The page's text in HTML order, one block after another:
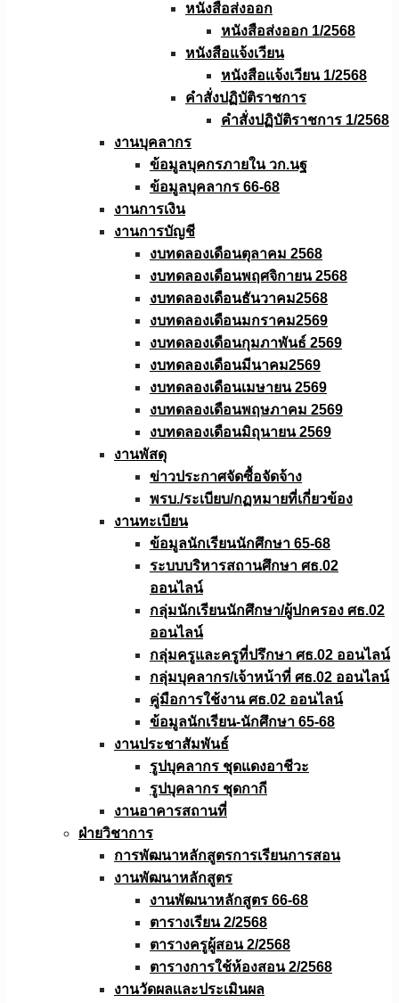
หนังสือส่งออก
หนังสือส่งออก 1/2568
หนังสือแจ้งเวียน
หนังสือเเจ้งเวียน 1/2568
คำสั่งปฏิบัติราชการ
คำสั่งปฏิบัติราชการ 1/2568
งานบุคลากร
ข้อมูลบุคกรภายใน วก.นฐ
ข้อมูลบุคลากร 66-68
งานการเงิน
งานการบัญชี
งบทดลองเดือนตุลาคม 2568
งบทดลองเดือนพฤศจิกายน 2568
งบทดลองเดือนธันวาคม2568
งบทดลองเดือนมกราคม2569
งบทดลองเดือนกุมภาพันธ์ 2569
งบทดลองเดือนมีนาคม2569
งบทดลองเดือนเมษายน 2569
งบทดลองเดือนพฤษภาคม 2569
งบทดลองเดือนมิถุนายน 2569
งานพัสดุ
ข่าวประกาศจัดซื้อจัดจ้าง
พรบ./ระเบียบ/กฏหมายที่เกี่ยวข้อง
งานทะเบียน
ข้อมูลนักเรียนนักศึกษา 65-68
ระบบบริหารสถานศึกษา ศธ.02
ออนไลน์
กลุ่มนักเรียนนักศึกษา/ผู้ปกครอง ศธ.02
ออนไลน์
กลุ่มครูและครูที่ปรึกษา ศธ.02 ออนไลน์
กลุ่มบุคลากร/เจ้าหน้าที่ ศธ.02 ออนไลน์
คู่มือการใช้งาน ศธ.02 ออนไลน์
ข้อมูลนักเรียน-นักศึกษา 65-68
งานประชาสัมพันธ์
รูปบุคลากร ชุดแดงอาชีวะ
รูปบุคลากร ชุดกากี
งานอาคารสถานที่
ฝ่ายวิชาการ
การพัฒนาหลักสูตรการเรียนการสอน
งานพัฒนาหลักสูตร
งานพัฒนาหลักสูตร 66-68
ตารางเรียน 2/2568
ตารางครูผู้สอน 2/2568
ตารางการใช้ห้องสอน 2/2568
งานวัดผลเเละประเมินผล